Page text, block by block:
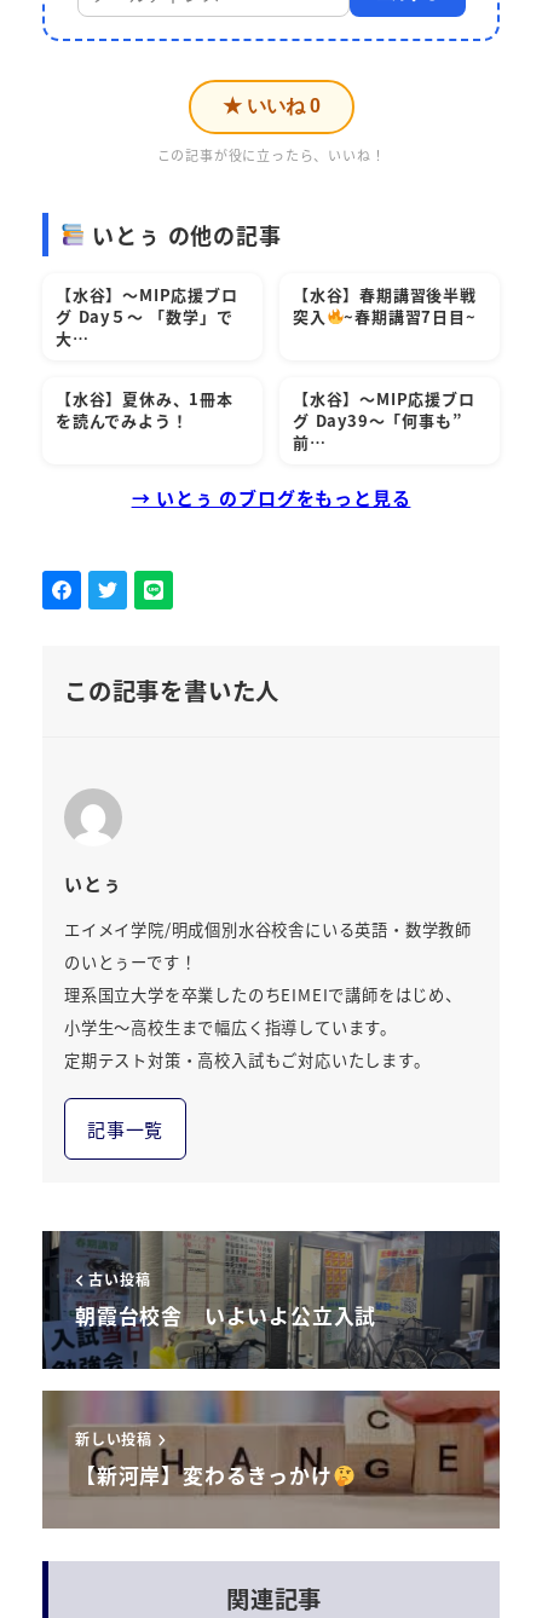
★ いいね 0
この記事が役に立ったら、いいね！
いとぅ の他の記事
【水谷】～MIP応援ブロ
グ Day５～ 「数学」で
大…
【水谷】春期講習後半戦
突入
~春期講習7日目~
【水谷】夏休み、1冊本
を読んでみよう！
【水谷】～MIP応援ブロ
グ Day39～「何事も”
前…
→ いとぅ のブログをもっと見る
この記事を書いた人
いとぅ
エイメイ学院/明成個別水谷校舎にいる英語・数学教師
のいとぅーです！
理系国立大学を卒業したのちEIMEIで講師をはじめ、
小学生～高校生まで幅広く指導しています。
定期テスト対策・高校入試もご対応いたします。
記事一覧
古い投稿
朝霞台校舎 いよいよ公立入試
新しい投稿
【新河岸】変わるきっかけ
関連記事